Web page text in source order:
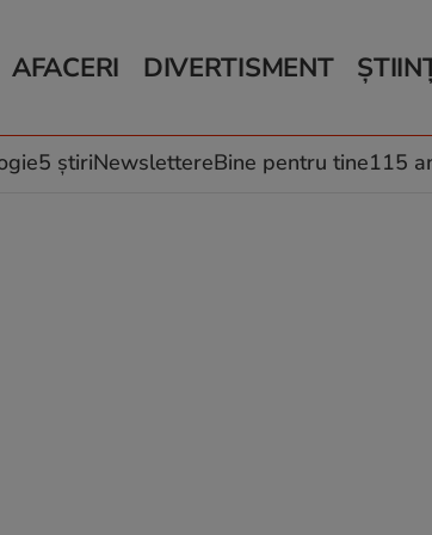
AFACERI
Auto
Locuri de muncă
DIVERTISMENT
Horoscop
Muzică și Filme
5 știriNewslettereBine pentru tine115